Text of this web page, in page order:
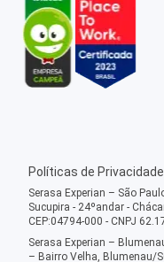
Políticas de Privacidade
Serasa Experian – São
Sucupira - 24ºandar -
CEP:04794-000 - CNPJ
Serasa Experian –
– Bairro Velha, Blumenau/